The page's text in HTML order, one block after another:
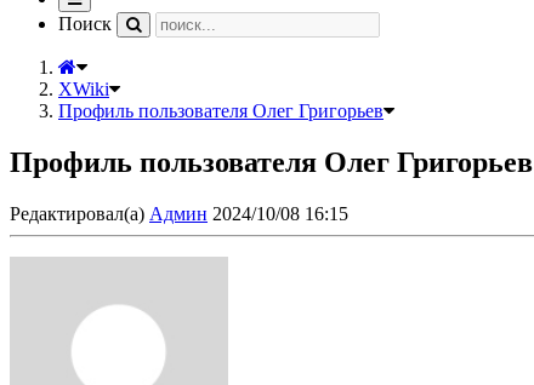
навигацию
Поиск
XWiki
Профиль пользователя Олег Григорьев
Профиль пользователя Олег Григорьев
Редактировал(а) Админ 2024/10/08 16:15